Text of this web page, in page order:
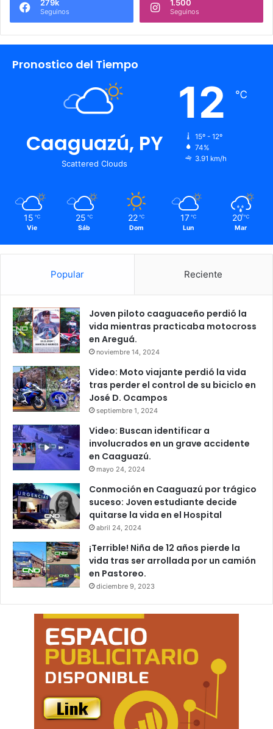
279k
Seguinos
1.500
Seguinos
Pronostico del Tiempo
Caaguazú, PY
Scattered Clouds
12 ℃
15º - 12º
74%
3.91 km/h
15 ℃
Vie
25 ℃
Sáb
22 ℃
Dom
17 ℃
Lun
20 ℃
Mar
Popular Reciente
Joven piloto caaguaceño perdió la
vida mientras practicaba motocross
en Areguá.
noviembre 14, 2024
Video: Moto viajante perdió la vida
tras perder el control de su biciclo en
José D. Ocampos
septiembre 1, 2024
Video: Buscan identificar a
involucrados en un grave accidente
en Caaguazú.
mayo 24, 2024
Conmoción en Caaguazú por trágico
suceso: Joven estudiante decide
quitarse la vida en el Hospital
abril 24, 2024
¡Terrible! Niña de 12 años pierde la
vida tras ser arrollada por un camión
en Pastoreo.
diciembre 9, 2023